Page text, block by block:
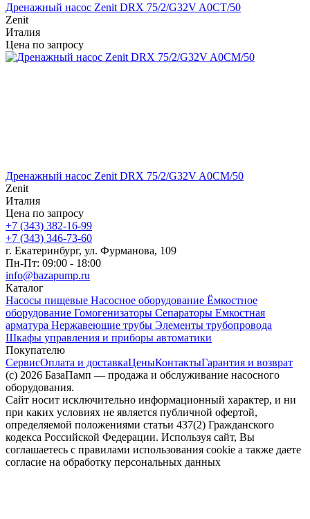
Дренажный насос Zenit DRX 75/2/G32V A0CT/50
Zenit
Италия
Цена по запросу
Дренажный насос Zenit DRX 75/2/G32V A0CM/50
Zenit
Италия
Цена по запросу
+7 (343) 382-16-99
+7 (343) 346-73-‬60
г. Екатеринбург, ул. Фурманова, 109
Пн-Пт: 09:00 - 18:00
info@bazapump.ru
Каталог
Насосы пищевые Насосное оборудование Ёмкостное
оборудование Гомогенизаторы Сепараторы Емкостная
арматура Нержавеющие трубы Элементы трубопровода
Шкафы управления и приборы автоматики
Покупателю
СервисОплата и доставкаЦеныКонтактыГарантия и возврат
(c) 2026 БазаПамп — продажа и обслуживание насосного
оборудования.
Сайт носит исключительно информационный характер, и ни
при каких условиях не является публичной офертой,
определяемой положениями статьи 437(2) Гражданского
кодекса Российской Федерации. Используя сайт, Вы
соглашаетесь с правилами использования cookie а также даете
согласие на обработку персональных данных